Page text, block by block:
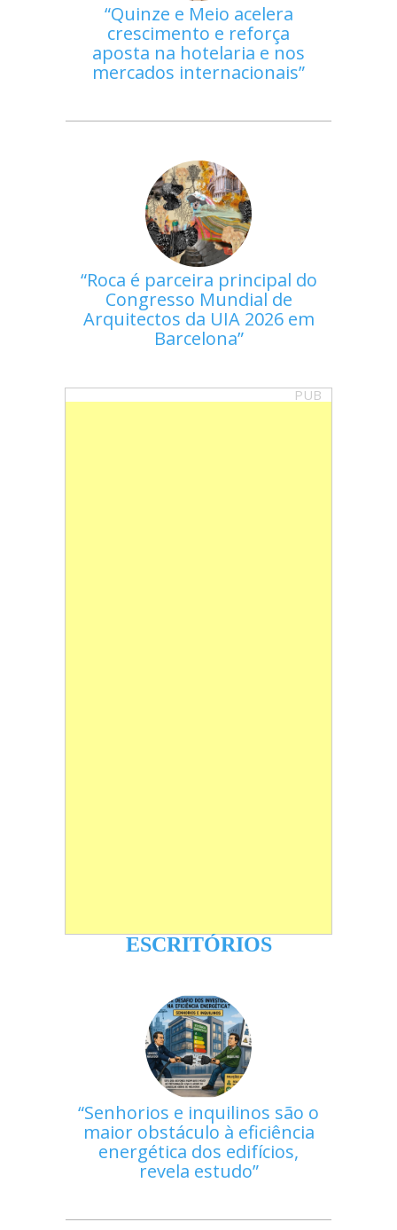
Quinze e Meio acelera
crescimento e reforça
aposta na hotelaria e nos
mercados internacionais
Roca é parceira principal do
Congresso Mundial de
Arquitectos da UIA 2026 em
Barcelona
PUB
ESCRITÓRIOS
Senhorios e inquilinos são o
maior obstáculo à eficiência
energética dos edifícios,
revela estudo